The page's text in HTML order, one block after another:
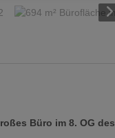
Büro im 8. OG des